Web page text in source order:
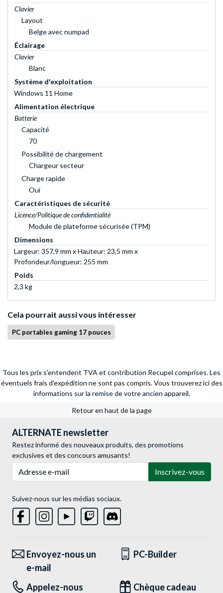
Clavier
Layout
Belge avec numpad
Éclairage
Clavier
Blanc
Système d'exploitation
Windows 11 Home
Alimentation électrique
Batterie
Capacité
70
Possibilité de chargement
Chargeur secteur
Charge rapide
Oui
Caractéristiques de sécurité
Licence/Politique de confidentialité
Module de plateforme sécurisée (TPM)
Dimensions
Largeur: 357,9 mm x Hauteur: 23,5 mm x
Profondeur/longueur: 255 mm
Poids
2,3 kg
Cela pourrait aussi vous intéresser
PC portables gaming 17 pouces
Tous les prix s'entendent TVA et contribution Recupel comprises. Les
éventuels frais d'expédition ne sont pas compris. Vous trouverez ici des
informations sur la remise de votre ancien appareil.
Retour en haut de la page
ALTERNATE newsletter
Restez informé des nouveaux produits, des promotions
exclusives et des concours amusants!
Adresse e-mail
Inscrivez-vous
Suivez-nous sur les médias sociaux.
Envoyez-nous un
e-mail
PC-Builder
Appelez-nous Chèque cadeau